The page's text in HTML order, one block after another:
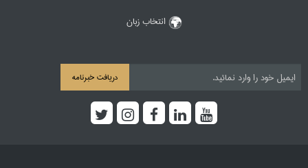
انتخاب زبان
دریافت خبرنامه